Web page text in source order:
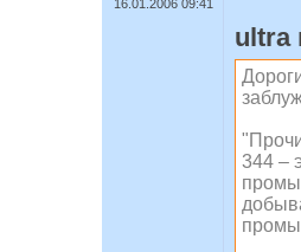
16.01.2006 09:41
ultra
344 –